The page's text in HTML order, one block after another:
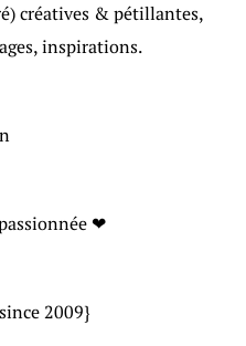
créatives & pétillantes,
inspirations.
❤
2009}